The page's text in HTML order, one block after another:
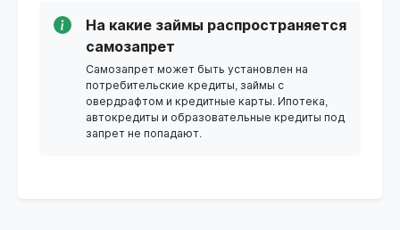
На какие займы распространяется
самозапрет
Самозапрет может быть установлен на
потребительские кредиты, займы с
овердрафтом и кредитные карты. Ипотека,
автокредиты и образовательные кредиты под
запрет не попадают.